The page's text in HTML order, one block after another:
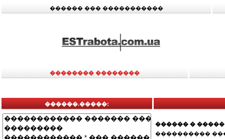
������ ��� �����������
�������� ��������
������.�����:
������ � �����
����������